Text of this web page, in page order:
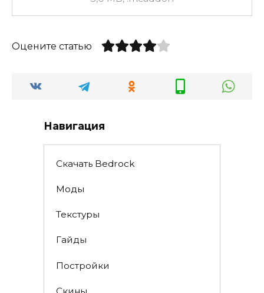
Оцените статью
Навигация
Скачать Bedrock
Моды
Текстуры
Гайды
Постройки